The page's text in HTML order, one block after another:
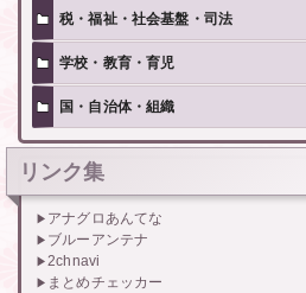
税・福祉・社会基盤・司法
学校・教育・育児
国・自治体・組織
リンク集
アナグロあんてな
ブルーアンテナ
2chnavi
まとめチェッカー